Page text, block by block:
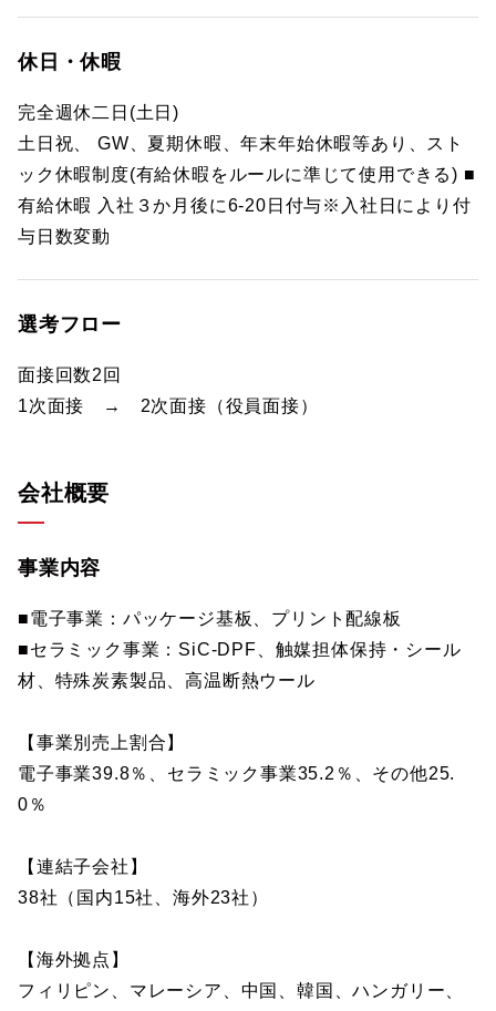
休日・休暇
完全週休二日(土日)
土日祝、 GW、夏期休暇、年末年始休暇等あり、スト
ック休暇制度(有給休暇をルールに準じて使用できる) ■
有給休暇 入社３か月後に6-20日付与※入社日により付
与日数変動
選考フロー
面接回数2回
1次面接 → 2次面接（役員面接）
会社概要
事業内容
■電子事業：パッケージ基板、プリント配線板
■セラミック事業：SiC-DPF、触媒担体保持・シール
材、特殊炭素製品、高温断熱ウール
【事業別売上割合】
電子事業39.8％、セラミック事業35.2％、その他25.
0％
【連結子会社】
38社（国内15社、海外23社）
【海外拠点】
フィリピン、マレーシア、中国、韓国、ハンガリー、